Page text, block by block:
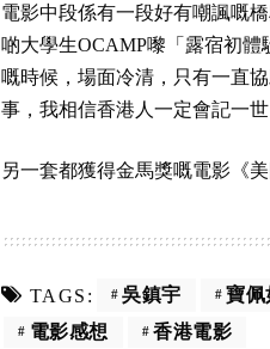
電影中段係有一段好有嘲諷嘅
啲大學生OCAMP嚟「露宿初
嘅時候，場面冷清，只有一直
事，我相信香港人一定會記一世
另一套都獲得金馬獎嘅電影《
TAGS: 吳鎮宇 寶佩
電影感想
香港電影